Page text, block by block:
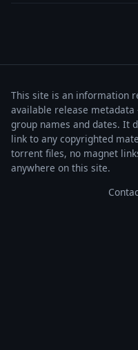
This site is an information
available release metadata
group names and dates. It
link to any copyrighted
torrent files, no magnet
anywhere on this site.